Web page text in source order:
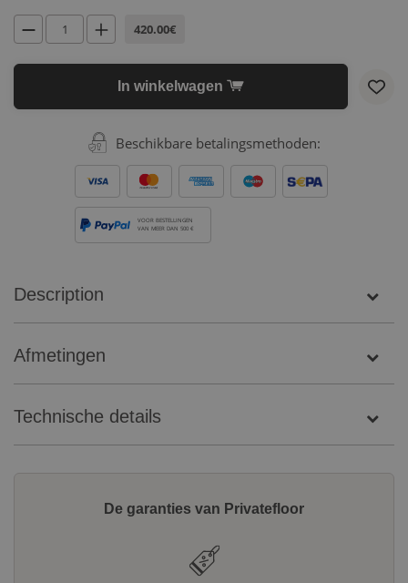
420.00€
In winkelwagen
Beschikbare betalingsmethoden:
VOOR BESTELLINGEN
VAN MEER DAN 500 €
Description
Afmetingen
Technische details
De garanties van Privatefloor